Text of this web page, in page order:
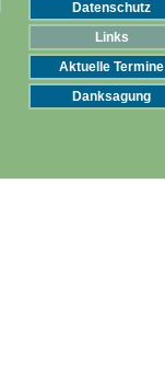
Datenschutz
Links
Aktuelle Termine
Danksagung